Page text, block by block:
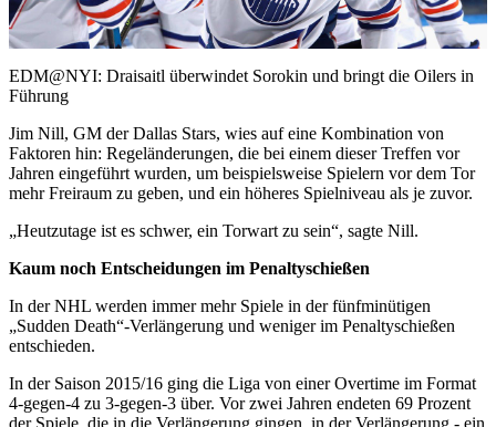
Video
EDM@NYI: Draisaitl überwindet Sorokin und bringt die Oilers in
Führung
Jim Nill, GM der Dallas Stars, wies auf eine Kombination von
Faktoren hin: Regeländerungen, die bei einem dieser Treffen vor
Jahren eingeführt wurden, um beispielsweise Spielern vor dem Tor
mehr Freiraum zu geben, und ein höheres Spielniveau als je zuvor.
„Heutzutage ist es schwer, ein Torwart zu sein“, sagte Nill.
Kaum noch Entscheidungen im Penaltyschießen
In der NHL werden immer mehr Spiele in der fünfminütigen
„Sudden Death“-Verlängerung und weniger im Penaltyschießen
entschieden.
In der Saison 2015/16 ging die Liga von einer Overtime im Format
4-gegen-4 zu 3-gegen-3 über. Vor zwei Jahren endeten 69 Prozent
der Spiele, die in die Verlängerung gingen, in der Verlängerung - ein